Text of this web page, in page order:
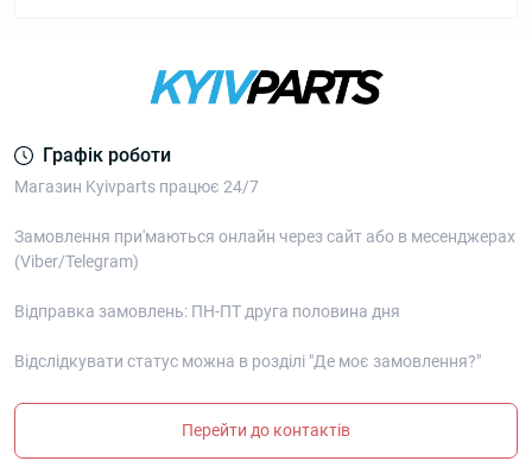
Графік роботи
Магазин Kyivparts працює 24/7
Замовлення при'маються онлайн через сайт або в месенджерах
(Viber/Telegram)
Відправка замовлень: ПН-ПТ друга половина дня
Відслідкувати статус можна в розділі "Де моє замовлення?"
Перейти до контактів